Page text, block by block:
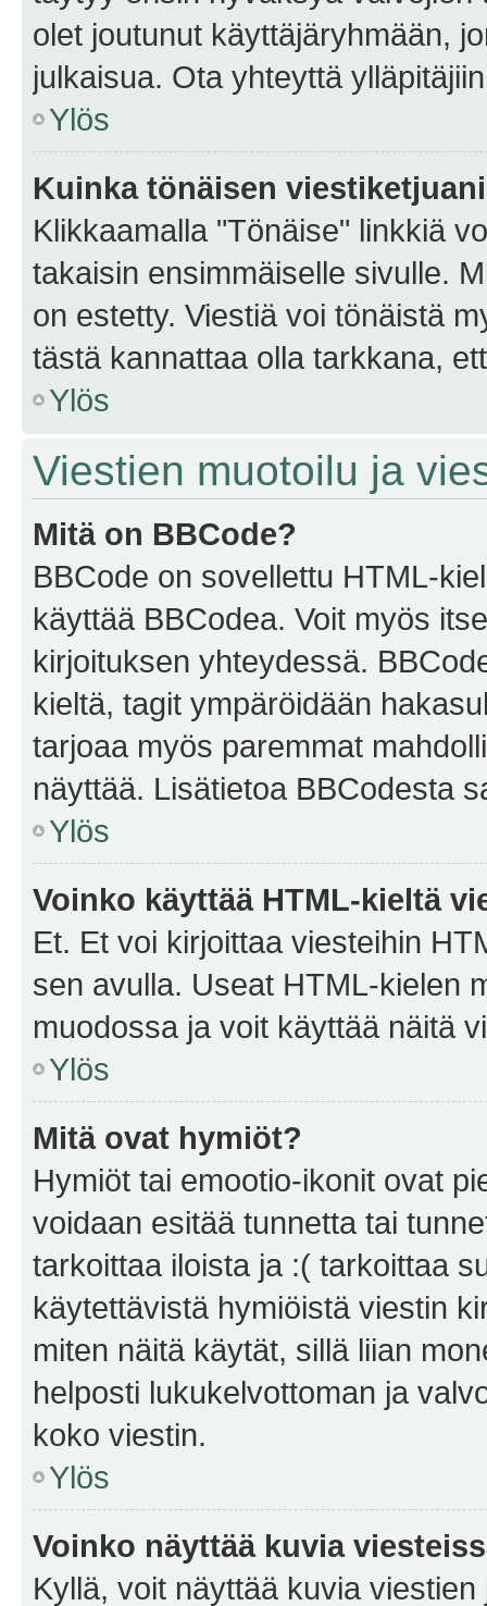
olet joutunut käyttäjäryhmään,
julkaisua. Ota yhteyttä
Ylös
Kuinka tönäisen
Klikkaamalla "Tönäise" linkkiä
takaisin ensimmäiselle sivulle.
on estetty. Viestiä voi tönäistä
tästä kannattaa olla tarkkana,
Ylös
Viestien muotoilu ja
Mitä on BBCode?
BBCode on sovellettu HTML-
käyttää BBCodea. Voit myös
kirjoituksen yhteydessä.
kieltä, tagit ympäröidään
tarjoaa myös paremmat
näyttää. Lisätietoa BBCodesta
Ylös
Voinko käyttää HTML-kieltä
Et. Et voi kirjoittaa viesteihin
sen avulla. Useat HTML-kielen
muodossa ja voit käyttää näitä
Ylös
Mitä ovat hymiöt?
Hymiöt tai emootio-ikonit ovat
voidaan esitää tunnetta tai
tarkoittaa iloista ja :( tarkoittaa
käytettävistä hymiöistä viestin
miten näitä käytät, sillä liian
helposti lukukelvottoman ja
koko viestin.
Ylös
Voinko näyttää kuvia
Kyllä, voit näyttää kuvia